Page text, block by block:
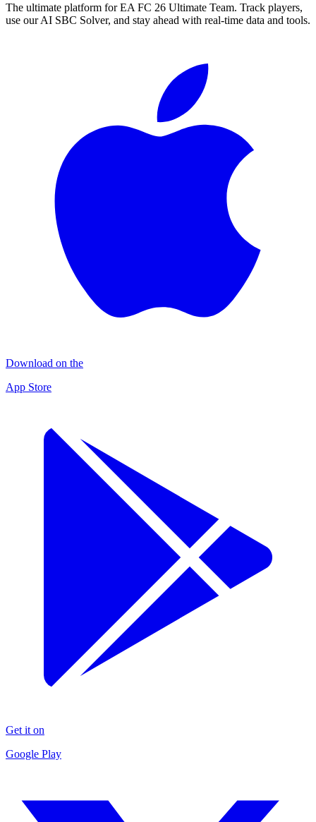
The ultimate platform for EA FC 26 Ultimate Team. Track players,
use our AI SBC Solver, and stay ahead with real-time data and tools.
Download on the
App Store
Get it on
Google Play